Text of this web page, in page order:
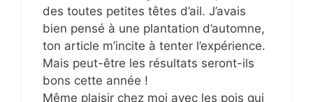
des toutes petites têtes d’ail. J’avais
bien pensé à une plantation d’automne,
ton article m’incite à tenter l’expérience.
Mais peut-être les résultats seront-ils
bons cette année !
Même plaisir chez moi avec les pois qui